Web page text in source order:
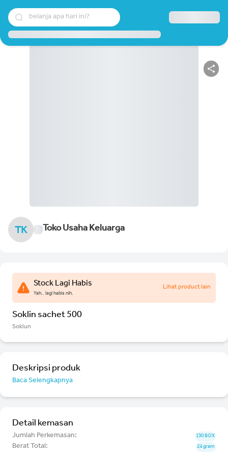
belanja apa hari ini?
TK Toko Usaha Keluarga
Stock Lagi Habis
Yah.. lagi habis nih.
Lihat product lain
Soklin sachet 500
Soklun
Deskripsi produk
Baca Selengkapnya
Detail kemasan
Jumlah Perkemasan: 130 BOX
Berat Total: 24 gram